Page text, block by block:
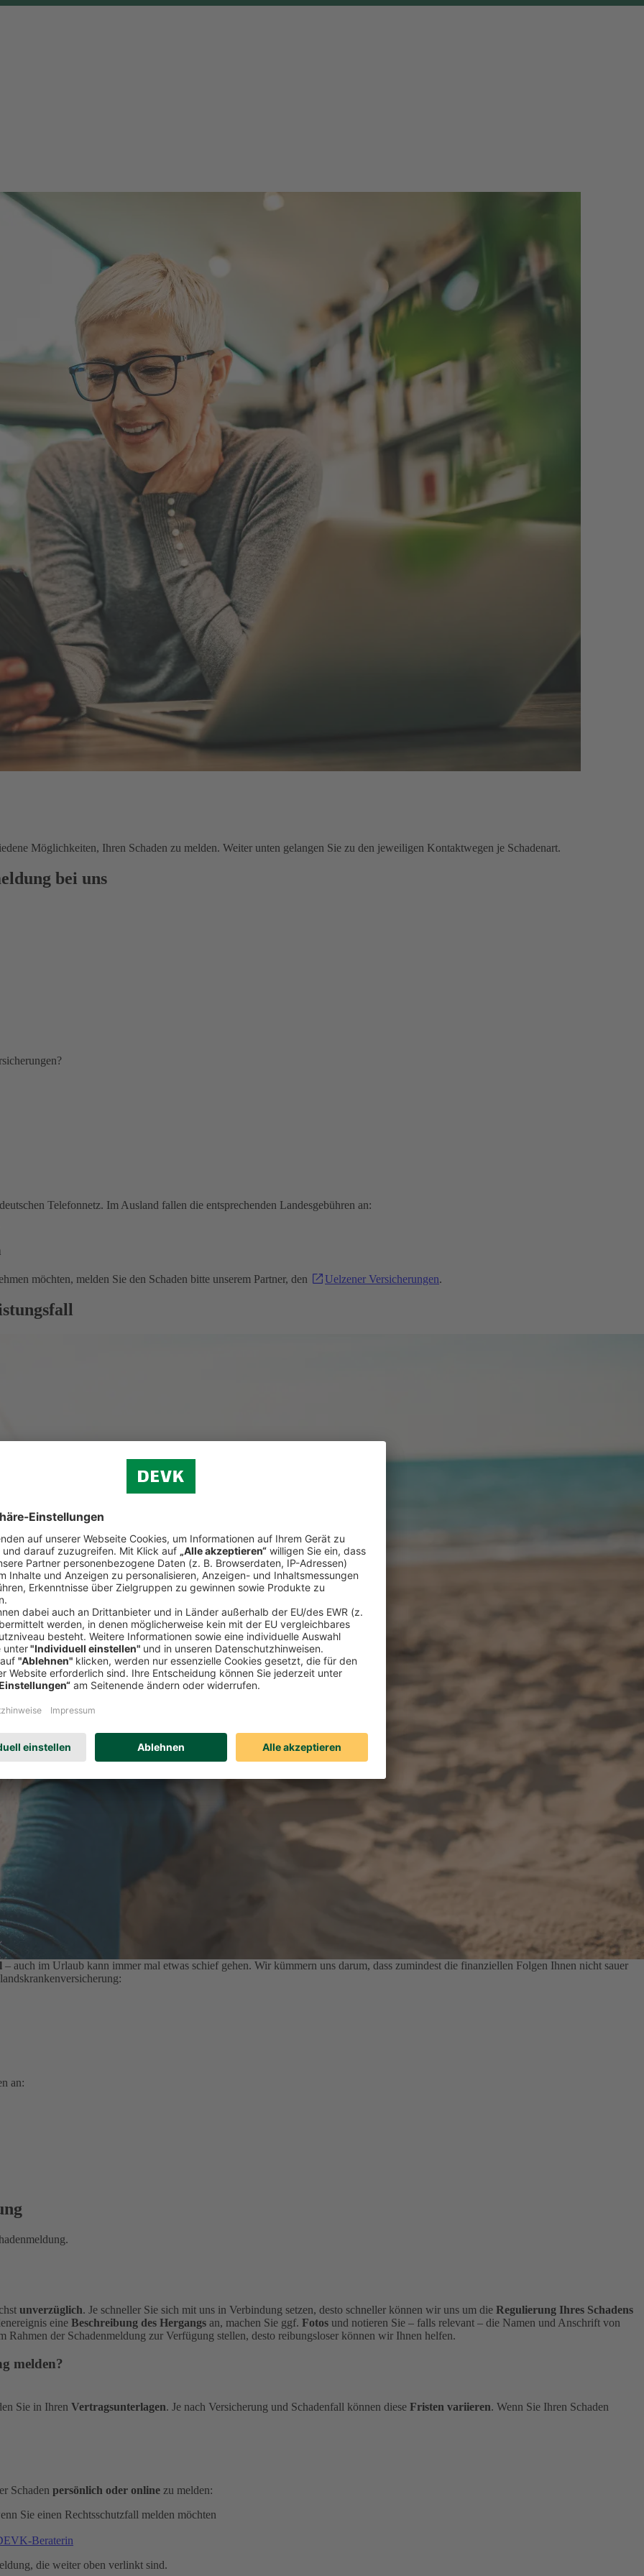
Möglichkeiten, Ihren Schaden zu melden. Weiter unten gelangen Sie zu den jeweiligen Kontaktwegen je Schadenart.
bei uns
Telefonnetz. Im Ausland fallen die entsprechenden Landesgebühren an:
möchten, melden Sie den Schaden bitte unserem Partner, den Uelzener Versicherungen.
– auch im Urlaub kann immer mal etwas schief gehen. Wir kümmern uns darum, dass zumindest die finanziellen Folgen Ihnen nicht sauer
an:
unverzüglich. Je schneller Sie sich mit uns in Verbindung setzen, desto schneller können wir uns um die Regulierung Ihres Schadens
eine Beschreibung des Hergangs an, machen Sie ggf. Fotos und notieren Sie – falls relevant – die Namen und Anschrift von
Rahmen der Schadenmeldung zur Verfügung stellen, desto reibungsloser können wir Ihnen helfen.
melden?
Sie in Ihren Vertragsunterlagen. Je nach Versicherung und Schadenfall können diese Fristen variieren. Wenn Sie Ihren Schaden
Schaden persönlich oder online zu melden:
Sie einen Rechtsschutzfall melden möchten
Beraterin
die weiter oben verlinkt sind.